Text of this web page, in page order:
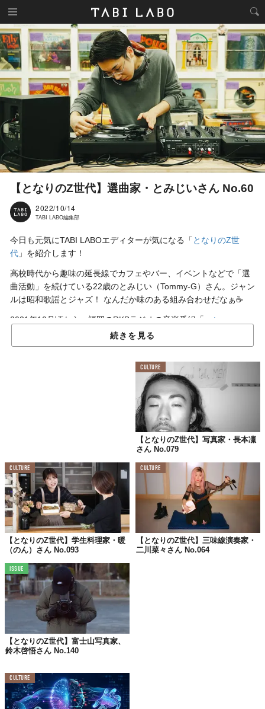
【となりのZ世代】選曲家・とみじいさん No.60
2022/10/14
TABI LABO編集部
今日も元気にTABI LABOエディターが気になる「 となりのZ世
代 」を紹介します！
高校時代から趣味の延長線でカフェやバー、イベントなどで「選
曲活動」を続けている22歳のとみじい（Tommy-G）さん。ジャン
ルは昭和歌謡とジャズ！ なんだか味のある組み合わせだなぁ☕
2021年10月頃から、福岡のRKBラジオの音楽番組「
got many
tunes（ガメニチューンズ）」にたびたび出演中とのこと。ぜひチ
ェックしてみて✨
Z世代って？……1990年代中盤以降に生まれた世代。ジェネレーションZとかGenZって呼ば
「戦後福岡の夜の音楽史の研究執筆を継続中。
昨年からは毎月第3水曜の夜、Kieth Flack（福
岡）にてレギュラーラウンジイベント
〈GAFAS〉を同世代の男4人で共同主催してい
ます。デジタルDJが主流の中、ヴァイナルオン
リーのスタイルに愛着を持っています。」
大切にしてる
人生のルールを3つ教えて！
1.毎日珈琲を飲む
2.知りたい事はとことん調べる
3.他人に執着し過ぎない
続きを見る
CULTURE
【となりのZ世代】写真家・長本凜
さん No.079
CULTURE
【となりのZ世代】学生料理家・暖
（のん）さん No.093
CULTURE
【となりのZ世代】三味線演奏家・
二川菜々さん No.064
ISSUE
【となりのZ世代】富士山写真家、
鈴木啓悟さん No.140
CULTURE